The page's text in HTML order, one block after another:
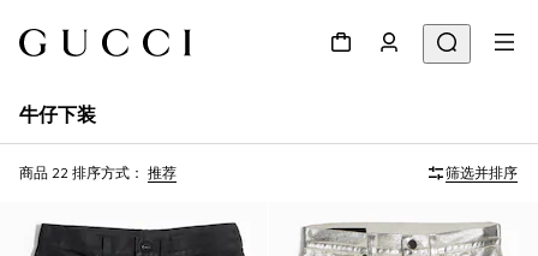
牛仔下装
商品 22 排序方式： 推荐 筛选并排序